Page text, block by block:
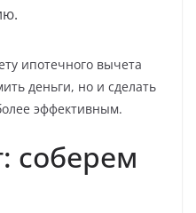
ипотечного вычета
деньги, но и сделать
эффективным.
соберем